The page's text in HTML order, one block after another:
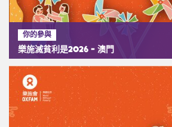
你的參與
樂施滅貧利是2026 - 澳門